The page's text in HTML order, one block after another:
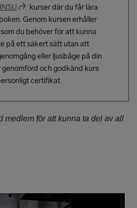
INSU
kurser där du får lära
Genom kursen erhåller
du behöver för att kunna
på ett säkert sätt utan att
eller ljusbåge på din
och godkänd kurs
certifikat.
medlem för att kunna ta del av all